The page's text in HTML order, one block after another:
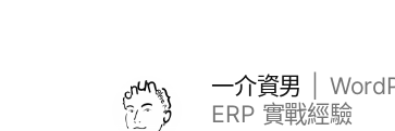
一介資男
ERP 實戰經驗